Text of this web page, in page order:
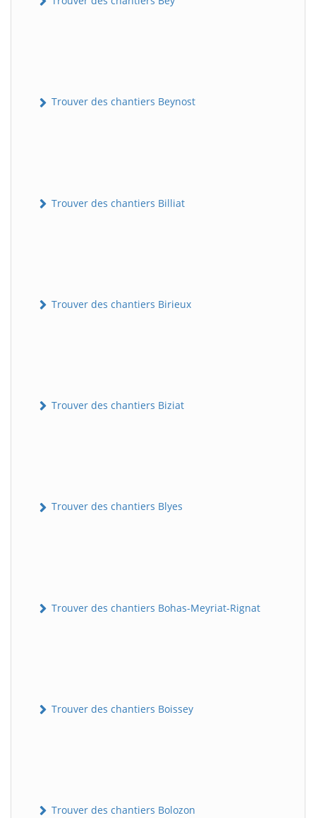
Trouver des chantiers Beynost
Trouver des chantiers Billiat
Trouver des chantiers Birieux
Trouver des chantiers Biziat
Trouver des chantiers Blyes
Trouver des chantiers Bohas-Meyriat-Rignat
Trouver des chantiers Boissey
Trouver des chantiers Bolozon